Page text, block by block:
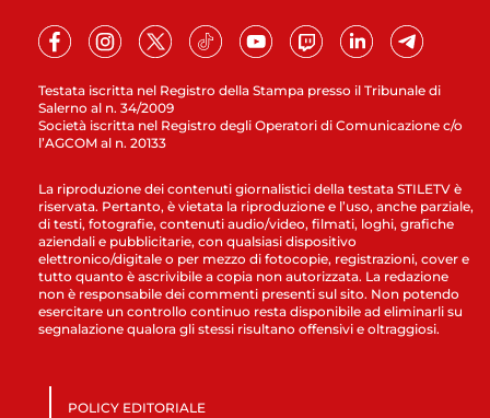
Testata iscritta nel Registro della Stampa presso il Tribunale di
Salerno al n. 34/2009
Società iscritta nel Registro degli Operatori di Comunicazione c/o
l’AGCOM al n. 20133
La riproduzione dei contenuti giornalistici della testata STILETV è
riservata. Pertanto, è vietata la riproduzione e l’uso, anche parziale,
di testi, fotografie, contenuti audio/video, filmati, loghi, grafiche
aziendali e pubblicitarie, con qualsiasi dispositivo
elettronico/digitale o per mezzo di fotocopie, registrazioni, cover e
tutto quanto è ascrivibile a copia non autorizzata. La redazione
non è responsabile dei commenti presenti sul sito. Non potendo
esercitare un controllo continuo resta disponibile ad eliminarli su
segnalazione qualora gli stessi risultano offensivi e oltraggiosi.
POLICY EDITORIALE